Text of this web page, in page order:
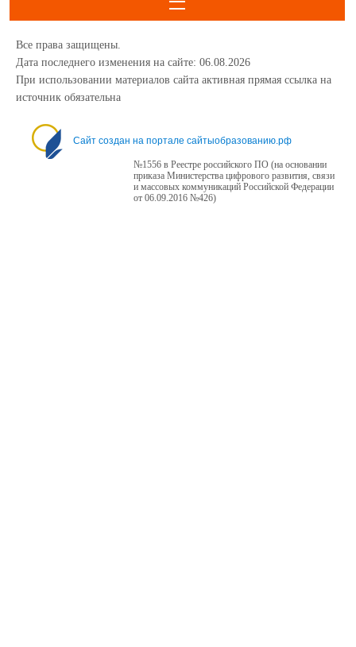
Все права защищены.
Дата последнего изменения на сайте: 06.08.2026
При использовании материалов сайта активная прямая ссылка на
источник обязательна
Сайт создан на портале сайтыобразованию.рф
№1556 в Реестре российского ПО (на основании
приказа Министерства цифрового развития, связи
и массовых коммуникаций Российской Федерации
от 06.09.2016 №426)